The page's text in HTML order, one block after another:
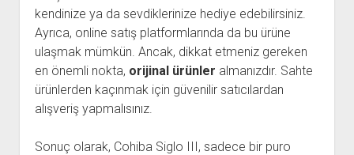
kendinize ya da sevdiklerinize hediye edebilirsiniz.
Ayrıca, online satış platformlarında da bu ürüne
ulaşmak mümkün. Ancak, dikkat etmeniz gereken
en önemli nokta, orijinal ürünler almanızdır. Sahte
ürünlerden kaçınmak için güvenilir satıcılardan
alışveriş yapmalısınız.
Sonuç olarak, Cohiba Siglo III, sadece bir puro